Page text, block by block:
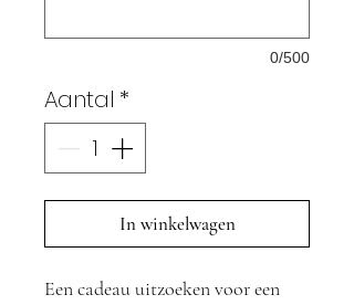
0/500
Aantal *
In winkelwagen
Een cadeau uitzoeken voor een